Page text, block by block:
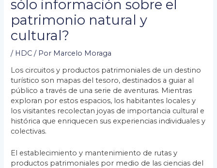
sólo información sobre el
patrimonio natural y
cultural?
/ HDC / Por Marcelo Moraga
Los circuitos y productos patrimoniales de un destino
turístico son mapas del tesoro, destinados a guiar al
público a través de una serie de aventuras. Mientras
exploran por estos espacios, los habitantes locales y
los visitantes recolectan joyas de importancia cultural e
histórica que enriquecen sus experiencias individuales y
colectivas.
El establecimiento y mantenimiento de rutas y
productos patrimoniales por medio de las ciencias del